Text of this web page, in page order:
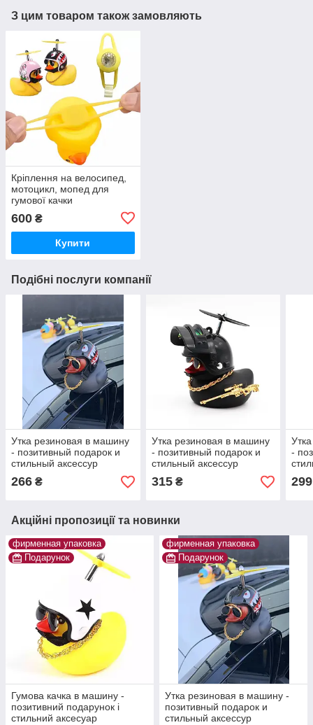
З цим товаром також замовляють
Кріплення на велосипед,
мотоцикл, мопед для
гумової качки
600 ₴
Купити
Подібні послуги компанії
Утка резиновая в машину
- позитивный подарок и
стильный аксессур
266 ₴
Утка резиновая в машину
- позитивный подарок и
стильный аксессур
315₴
-
299
Акційні пропозиції та новинки
фирменная упаковка
Подарунок
Гумова качка в машину -
позитивний подарунок і
стильний аксесуар
фирменная упаковка
Подарунок
Утка резиновая в машину -
позитивный подарок и
стильный аксессур